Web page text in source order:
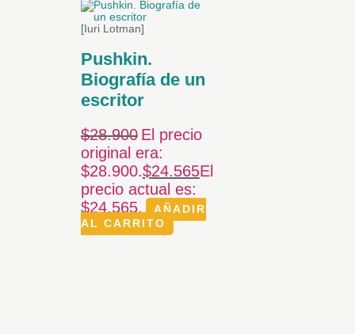
[Iuri Lotman]
Pushkin.
Biografía de un
escritor
$28.900 El precio
original era:
$28.900.$24.565El
precio actual es:
$24.565.
AÑADIR
AL CARRITO